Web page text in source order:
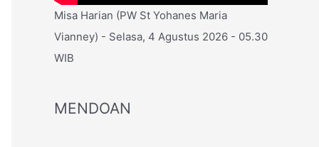
Misa Harian (PW St Yohanes Maria
Vianney) - Selasa, 4 Agustus 2026 - 05.30
WIB
MENDOAN